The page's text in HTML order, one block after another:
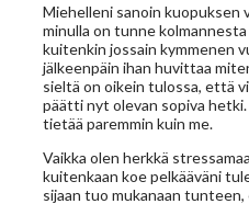
Miehelleni sanoin kuopuksen
minulla on tunne
kuitenkin jossain kymmenen
jälkeenpäin ihan huvittaa
sieltä on oikein tulossa, että
päätti nyt olevan sopiva hetki.
tietää paremmin kuin me.
Vaikka olen herkkä
kuitenkaan koe pelkääväni
sijaan tuo mukanaan